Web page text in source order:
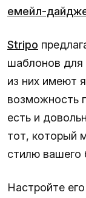
емейл-
Stripo
шаблонов для
из них имеют
возможность
есть и
тот, который
стилю вашего
Настройте